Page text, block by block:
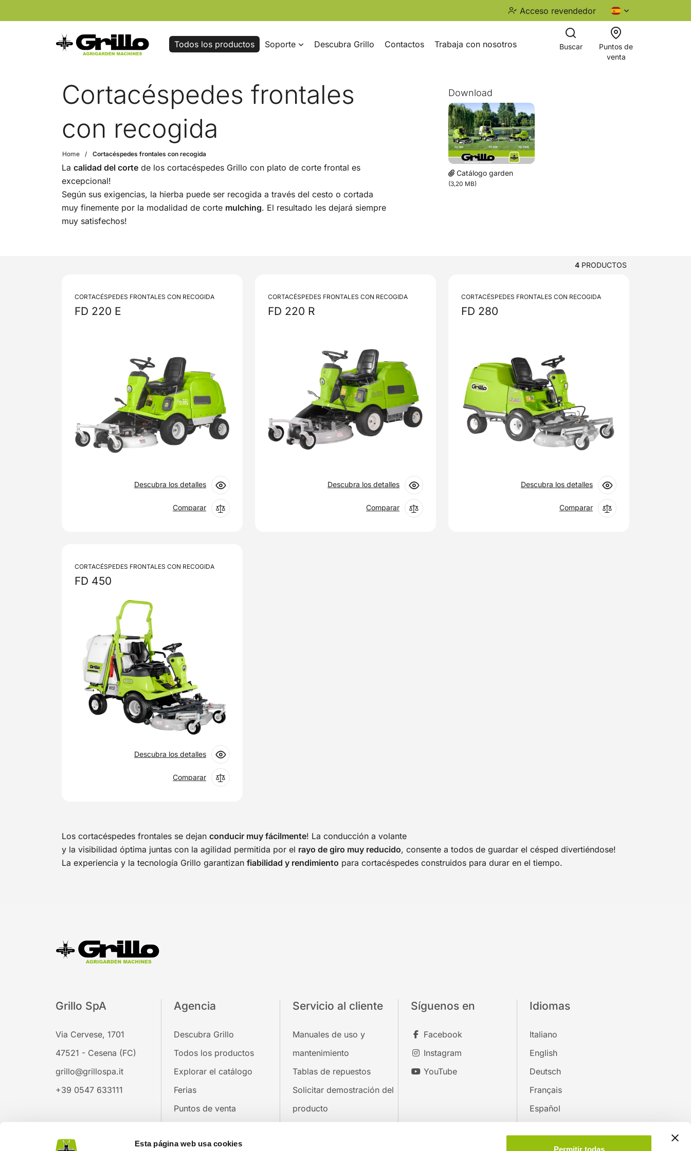
Esta página web usa cookies
Permitir todas
Acceso revendedor
Buscar
Puntos de
venta
Todos los productos Soporte Descubra Grillo Contactos Trabaja con nosotros
Cortacéspedes frontales
con recogida
Home Cortacéspedes frontales con recogida
La calidad del corte de los cortacéspedes Grillo con plato de corte frontal es
excepcional!
Según sus exigencias, la hierba puede ser recogida a través del cesto o cortada
muy finemente por la modalidad de corte mulching. El resultado les dejará siempre
muy satisfechos!
Download
Catálogo garden
(3,20 MB)
4 PRODUCTOS
CORTACÉSPEDES FRONTALES CON RECOGIDA
FD 220 E
Descubra los detalles
Comparar
CORTACÉSPEDES FRONTALES CON RECOGIDA
FD 220 R
Descubra los detalles
Comparar
CORTACÉSPEDES FRONTALES CON RECOGIDA
FD 280
Descubra los detalles
Comparar
CORTACÉSPEDES FRONTALES CON RECOGIDA
FD 450
Descubra los detalles
Comparar
Los cortacéspedes frontales se dejan conducir muy fácilmente! La conducción a volante
y la visibilidad óptima juntas con la agilidad permitida por el rayo de giro muy reducido, consente a todos de guardar el césped divertiéndose!
La experiencia y la tecnología Grillo garantizan fiabilidad y rendimiento para cortacéspedes construidos para durar en el tiempo.
Grillo SpA
Via Cervese, 1701
47521 - Cesena (FC)
grillo@grillospa.it
+39 0547 633111
Agencia
Descubra Grillo
Todos los productos
Explorar el catálogo
Ferias
Puntos de venta
Servicio al cliente
Manuales de uso y
mantenimiento
Tablas de repuestos
Solicitar demostración del
producto
Síguenos en
Facebook
Instagram
YouTube
Idiomas
Italiano
English
Deutsch
Français
Español